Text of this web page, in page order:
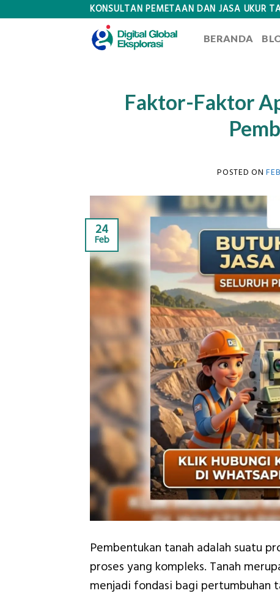
KONSULTAN PEMETAAN DAN JASA UKUR
BERANDA
Faktor-Faktor
POSTED ON
24
Feb
Pembentukan tanah adalah suatu
proses yang kompleks. Tanah
menjadi fondasi bagi pertumbuhan